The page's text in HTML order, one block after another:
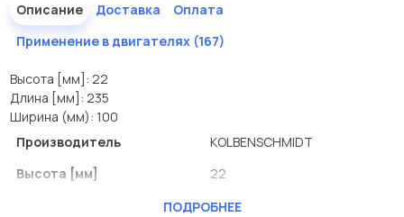
Описание Доставка
Оплата
Применение в двигателях (167)
Высота [мм]: 22
Длина [мм]: 235
Ширина (мм): 100
Производитель
KOLBENSCHMIDT
Высота [мм]
22
235
ПОДРОБНЕЕ